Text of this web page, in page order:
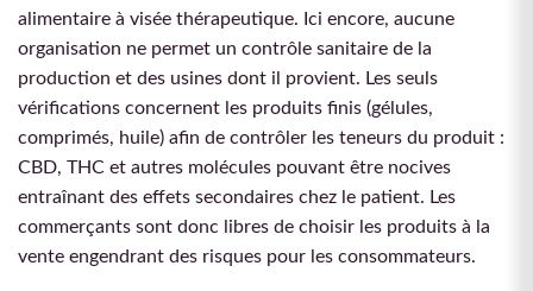
alimentaire à visée thérapeutique. Ici encore, aucune
organisation ne permet un contrôle sanitaire de la
production et des usines dont il provient. Les seuls
vérifications concernent les produits finis (gélules,
comprimés, huile) afin de contrôler les teneurs du produit :
CBD, THC et autres molécules pouvant être nocives
entraînant des effets secondaires chez le patient. Les
commerçants sont donc libres de choisir les produits à la
vente engendrant des risques pour les consommateurs.